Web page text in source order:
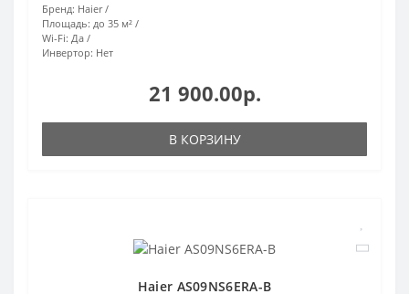
Бренд: Haier
Площадь: до 35 м²
Wi-Fi: Да
Инвертор: Нет
21 900.00р.
В КОРЗИНУ
Haier AS09NS6ERA-B